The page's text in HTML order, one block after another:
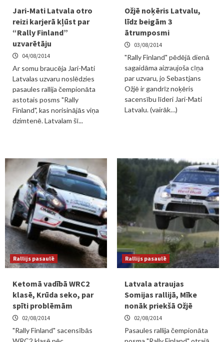
Jari-Mati Latvala otro
reizi karjerā kļūst par
“Rally Finland”
uzvarētāju
04/08/2014
Ar somu braucēja Jari-Mati
Latvalas uzvaru noslēdzies
pasaules rallija čempionāta
astotais posms "Rally
Finland", kas norisinājās viņa
dzimtenē. Latvalam šī...
Ožjē noķēris Latvalu,
līdz beigām 3
ātrumposmi
03/08/2014
"Rally Finland" pēdējā dienā
sagaidāma aizraujoša cīņa
par uzvaru, jo Sebastjans
Ožjē ir gandrīz noķēris
sacensību līderi Jari-Mati
Latvalu. (vairāk…)
Rallijs pasaulē
Ketomā vadībā WRC2
klasē, Krūda seko, par
spīti problēmām
02/08/2014
"Rally Finland" sacensībās
Rallijs pasaulē
Latvala atraujas
Somijas rallijā, Mīke
nonāk priekšā Ožjē
02/08/2014
Pasaules rallija čempionāta